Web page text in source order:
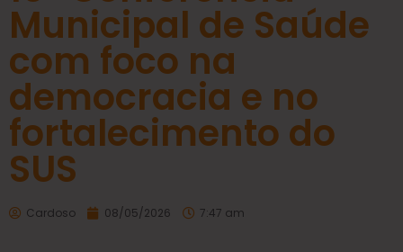
Municipal de Saúde
com foco na
democracia e no
fortalecimento do
SUS
Cardoso 08/05/2026 7:47 am